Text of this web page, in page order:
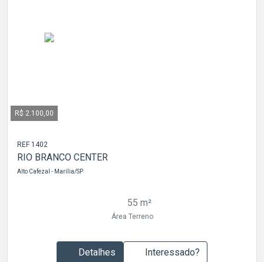
R$ 2.100,00
REF 1402
RIO BRANCO CENTER
Alto Cafezal - Marília/SP
55 m²
Área Terreno
Detalhes Interessado?